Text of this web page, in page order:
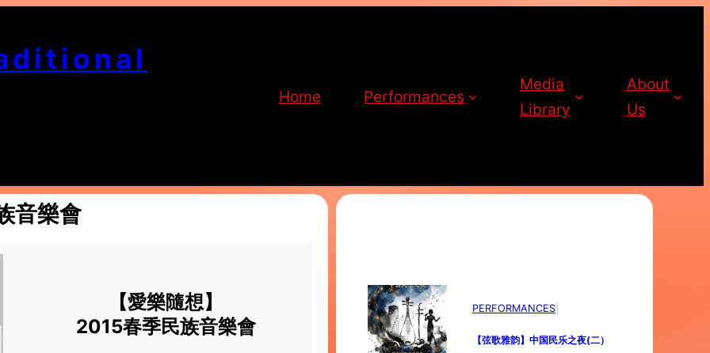
Home Performances
Media
Library
About
Us
音樂會
【愛樂隨想】
2015春季民族音樂會
PERFORMANCES|
【弦歌雅韵】 中国民乐之夜(二）